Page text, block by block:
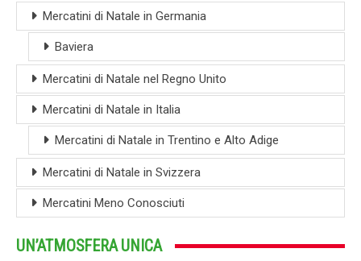
Mercatini di Natale in Germania
Baviera
Mercatini di Natale nel Regno Unito
Mercatini di Natale in Italia
Mercatini di Natale in Trentino e Alto Adige
Mercatini di Natale in Svizzera
Mercatini Meno Conosciuti
UN’ATMOSFERA UNICA